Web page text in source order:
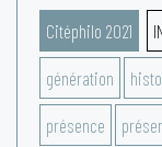
Citéphilo 2021
génération
présence